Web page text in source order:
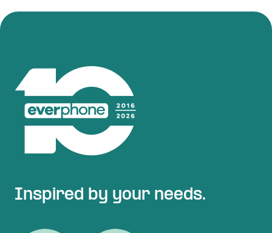
Inspired by your needs.